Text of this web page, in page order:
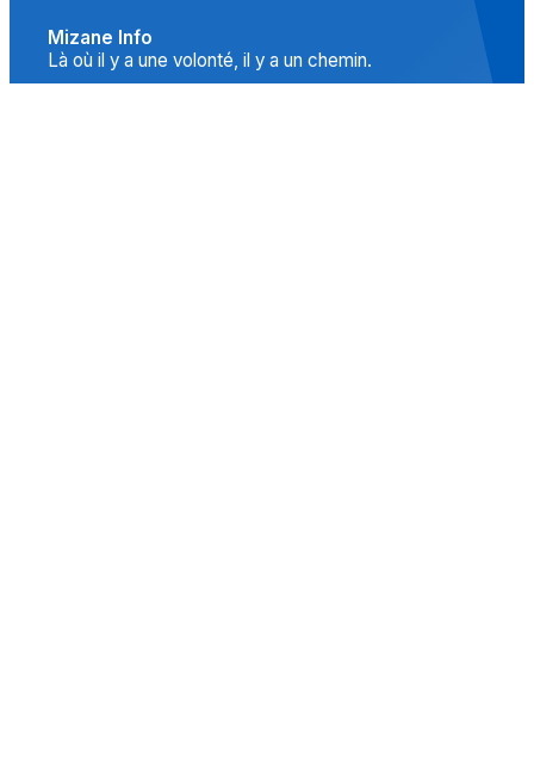
Mizane Info
Là où il y a une volonté, il y a un chemin.